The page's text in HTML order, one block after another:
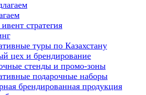
стратегия
туры по Казахстану
цех и брендирование
стенды и промо-зоны
подарочные наборы
брендированная продукция